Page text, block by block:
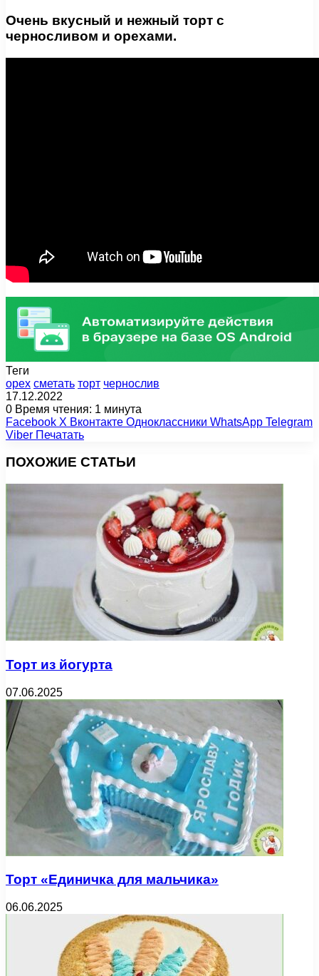
Очень вкусный и нежный торт с
черносливом и орехами.
Теги
орех сметать торт чернослив
17.12.2022
0 Время чтения: 1 минута
Facebook X Вконтакте Одноклассники WhatsApp Telegram
Viber Печатать
ПОХОЖИЕ СТАТЬИ
Торт из йогурта
07.06.2025
Торт «Единичка для мальчика»
06.06.2025